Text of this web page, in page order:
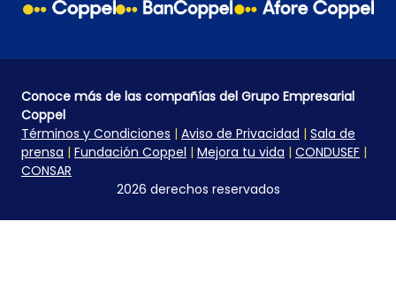
Conoce más de las compañías del Grupo Empresarial
Coppel
Términos y Condiciones | Aviso de Privacidad | Sala de
prensa | Fundación Coppel | Mejora tu vida | CONDUSEF |
CONSAR
2026 derechos reservados